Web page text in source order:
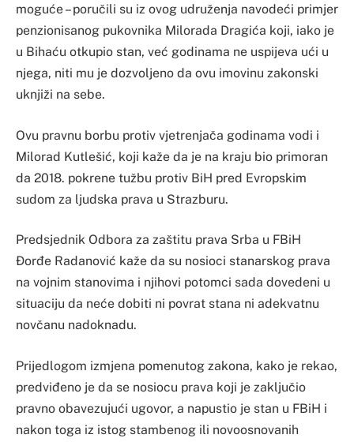
moguće – poručili su iz ovog udruženja navodeći primjer
penzionisanog pukovnika Milorada Dragića koji, iako je
u Bihaću otkupio stan, već godinama ne uspijeva ući u
njega, niti mu je dozvoljeno da ovu imovinu zakonski
uknjiži na sebe.
Ovu pravnu borbu protiv vjetrenjača godinama vodi i
Milorad Kutlešić, koji kaže da je na kraju bio primoran
da 2018. pokrene tužbu protiv BiH pred Evropskim
sudom za ljudska prava u Strazburu.
Predsjednik Odbora za zaštitu prava Srba u FBiH
Đorđe Radanović kaže da su nosioci stanarskog prava
na vojnim stanovima i njihovi potomci sada dovedeni u
situaciju da neće dobiti ni povrat stana ni adekvatnu
novčanu nadoknadu.
Prijedlogom izmjena pomenutog zakona, kako je rekao,
predviđeno je da se nosiocu prava koji je zaključio
pravno obavezujući ugovor, a napustio je stan u FBiH i
nakon toga iz istog stambenog ili novoosnovanih